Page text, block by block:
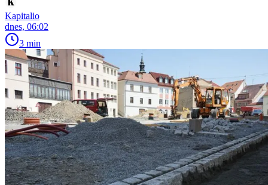
Kapitalio
dnes, 06:02
3 min